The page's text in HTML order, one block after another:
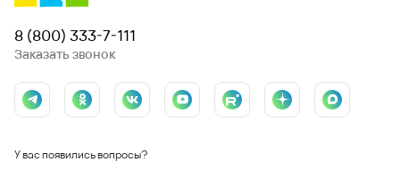
8 (800) 333-7-111
Заказать звонок
У вас появились вопросы?